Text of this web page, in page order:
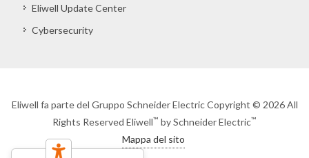
Eliwell Update Center
Cybersecurity
Eliwell fa parte del Gruppo Schneider Electric Copyright © 2026 All
Rights Reserved Eliwell™ by Schneider Electric™
Mappa del sito